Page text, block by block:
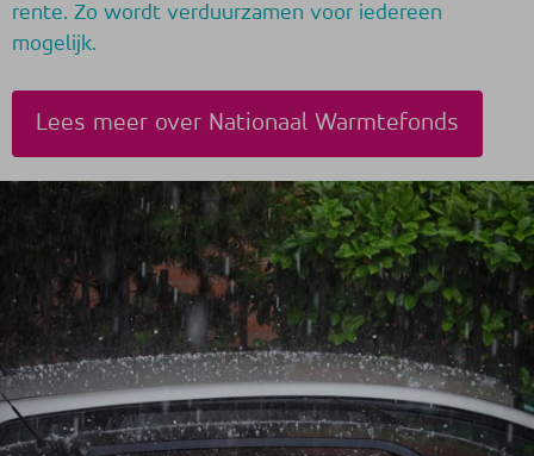
rente. Zo wordt verduurzamen voor iedereen
mogelijk.
Lees meer over Nationaal Warmtefonds